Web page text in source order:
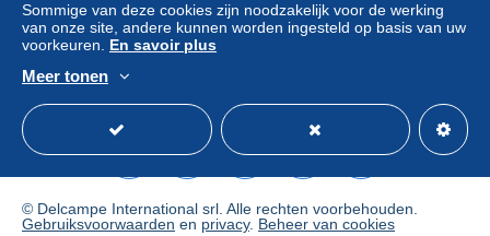
Deze zone omvatéén land.
Brief (normaal/klein formaat)
Van 1gr tot 100gr
€ 2,95
Van 101gr tot 250gr
Sommige van deze cookies zijn noodzakelijk voor de werking
van onze site, andere kunnen worden ingesteld op basis van uw
voorkeuren. En savoir plus
Meer tonen
© Delcampe International srl. Alle rechten voorbehouden.
Gebruiksvoorwaarden en privacy. Beheer van cookies